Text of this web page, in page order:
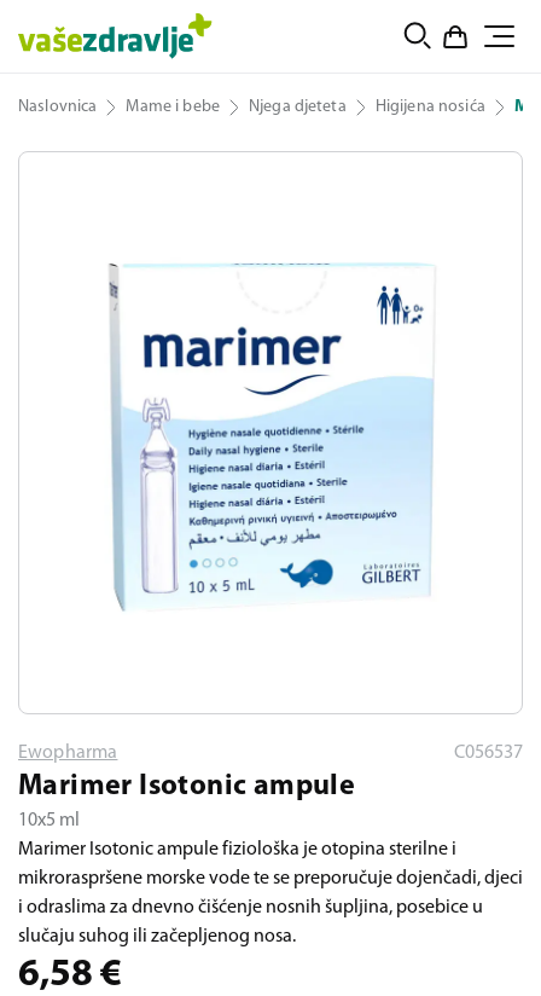
Naslovnica Mame i bebe Njega djeteta Higijena nosića
Ewopharma C056537
Marimer Isotonic ampule
10x5 ml
Marimer Isotonic ampule fiziološka je otopina sterilne i
mikroraspršene morske vode te se preporučuje dojenčadi, djeci
i odraslima za dnevno čišćenje nosnih šupljina, posebice u
slučaju suhog ili začepljenog nosa.
6,58 €